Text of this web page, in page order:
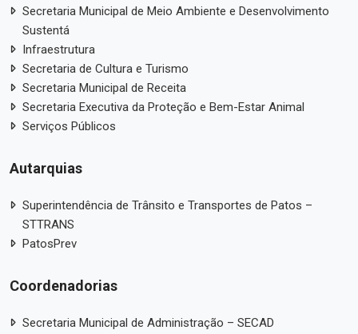
Secretaria Municipal de Meio Ambiente e Desenvolvimento
Sustentá
Infraestrutura
Secretaria de Cultura e Turismo
Secretaria Municipal de Receita
Secretaria Executiva da Proteção e Bem-Estar Animal
Serviços Públicos
Autarquias
Superintendência de Trânsito e Transportes de Patos –
STTRANS
PatosPrev
Coordenadorias
Secretaria Municipal de Administração – SECAD